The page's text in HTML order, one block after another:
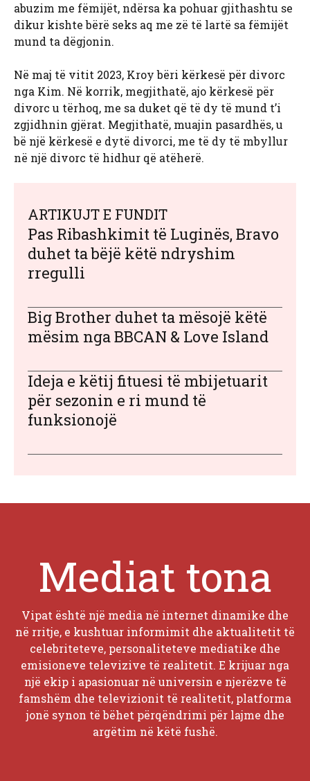
abuzim me fëmijët, ndërsa ka pohuar gjithashtu se
dikur kishte bërë seks aq me zë të lartë sa fëmijët
mund ta dëgjonin.
Në maj të vitit 2023, Kroy bëri kërkesë për divorc
nga Kim. Në korrik, megjithatë, ajo kërkesë për
divorc u tërhoq, me sa duket që të dy të mund t’i
zgjidhnin gjërat. Megjithatë, muajin pasardhës, u
bë një kërkesë e dytë divorci, me të dy të mbyllur
në një divorc të hidhur që atëherë.
ARTIKUJT E FUNDIT
Pas Ribashkimit të Luginës, Bravo
duhet ta bëjë këtë ndryshim
rregulli
Big Brother duhet ta mësojë këtë
mësim nga BBCAN & Love Island
Ideja e këtij fituesi të mbijetuarit
për sezonin e ri mund të
funksionojë
Mediat tona
Vipat është një media në internet dinamike dhe
në rritje, e kushtuar informimit dhe aktualitetit të
celebriteteve, personaliteteve mediatike dhe
emisioneve televizive të realitetit. E krijuar nga
një ekip i apasionuar në universin e njerëzve të
famshëm dhe televizionit të realitetit, platforma
jonë synon të bëhet përqëndrimi për lajme dhe
argëtim në këtë fushë.